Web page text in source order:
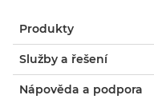
Produkty
Služby a řešení
Nápověda a podpora